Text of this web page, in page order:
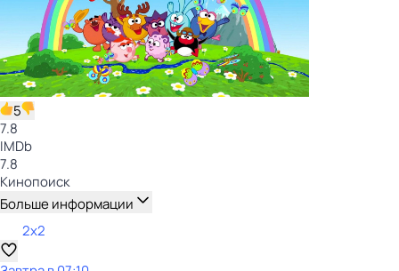
5
7.8
IMDb
7.8
Кинопоиск
Больше информации
2x2